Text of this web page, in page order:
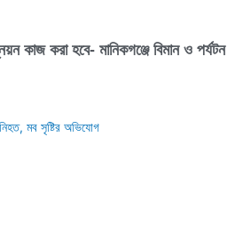
কাজ করা হবে- মানিকগঞ্জে বিমান ও পর্যটন